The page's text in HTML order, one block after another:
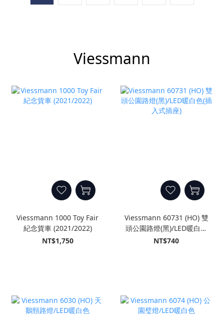
Viessmann
Viessmann 1000 Toy Fair
紀念貨車 (2021/2022)
NT$1,750
Viessmann 60731 (HO) 雙
頭公園路燈(黑)/LED暖白色
(插入式插座)
NT$740